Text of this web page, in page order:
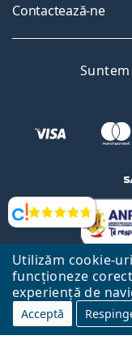
Utilizăm cookie-
funcționeze
experiență de
Acceptă
Opinii
Contactează-ne
Către